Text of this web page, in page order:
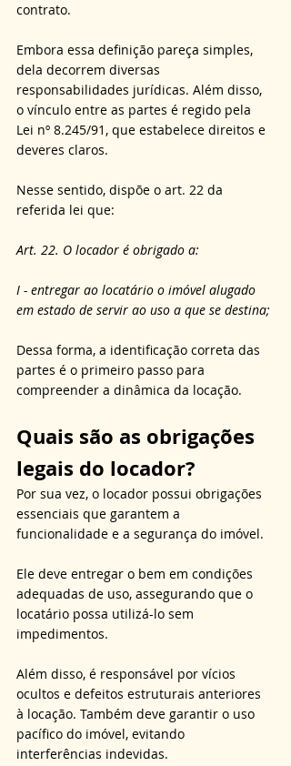
contrato.
Embora essa definição pareça simples,
dela decorrem diversas
responsabilidades jurídicas. Além disso,
o vínculo entre as partes é regido pela
Lei nº 8.245/91, que estabelece direitos e
deveres claros.
Nesse sentido, dispõe o art. 22 da
referida lei que:
Art. 22. O locador é obrigado a:
I - entregar ao locatário o imóvel alugado
em estado de servir ao uso a que se destina;
Dessa forma, a identificação correta das
partes é o primeiro passo para
compreender a dinâmica da locação.
Quais são as obrigações
legais do locador?
Por sua vez, o locador possui obrigações
essenciais que garantem a
funcionalidade e a segurança do imóvel.
Ele deve entregar o bem em condições
adequadas de uso, assegurando que o
locatário possa utilizá-lo sem
impedimentos.
Além disso, é responsável por vícios
ocultos e defeitos estruturais anteriores
à locação. Também deve garantir o uso
pacífico do imóvel, evitando
interferências indevidas.